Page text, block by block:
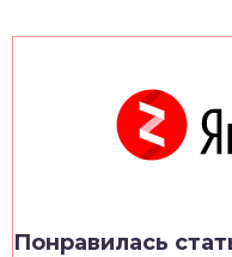
Понравилась